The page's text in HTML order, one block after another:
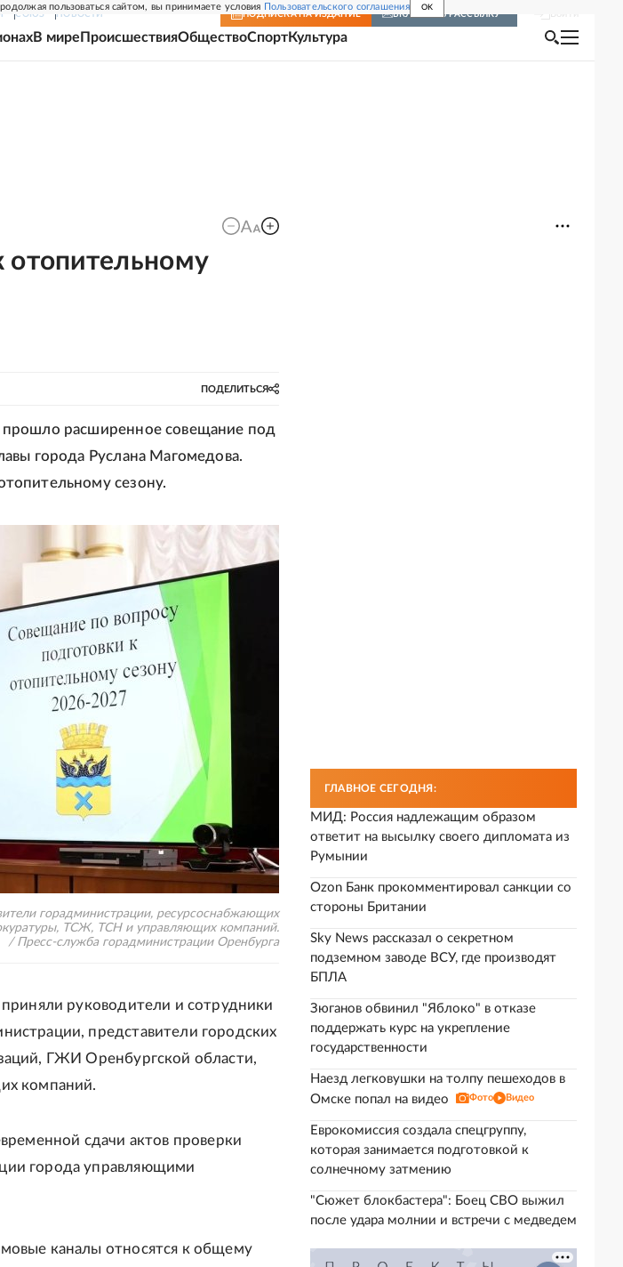
пользоваться сайтом, вы принимаете условия Пользовательского соглашения OK
СОЮЗ НОВОСТИ ПОДПИСКА НА ИЗДАНИЕ ВКЛЮЧИТЬ РАССЫЛКУ
В мире ПроисшествияОбществоСпортКультура
отопительному
ПОДЕЛИТЬСЯ
расширенное совещание под
города Руслана Магомедова.
сезону.
горадминистрации, ресурсоснабжающих
ТСЖ, ТСН и управляющих компаний.
/ Пресс-служба горадминистрации Оренбурга
руководители и сотрудники
представители городских
ГЖИ Оренбургской области,
компаний.
сдачи актов проверки
города управляющими
каналы относятся к общему
ГЛАВНОЕ СЕГОДНЯ:
МИД: Россия надлежащим образом
ответит на высылку своего дипломата из
Румынии
Ozon Банк прокомментировал санкции со
стороны Британии
Sky News рассказал о секретном
подземном заводе ВСУ, где производят
БПЛА
Зюганов обвинил "Яблоко" в отказе
поддержать курс на укрепление
государственности
Наезд легковушки на толпу пешеходов в
Омске попал на видео
Фото Видео
Еврокомиссия создала спецгруппу,
которая занимается подготовкой к
солнечному затмению
"Сюжет блокбастера": Боец СВО выжил
после удара молнии и встречи с медведем